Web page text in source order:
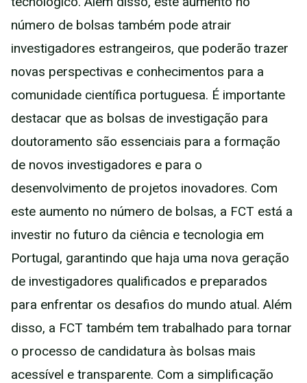
número de bolsas também pode atrair
investigadores estrangeiros, que poderão trazer
novas perspectivas e conhecimentos para a
comunidade científica portuguesa. É importante
destacar que as bolsas de investigação para
doutoramento são essenciais para a formação
de novos investigadores e para o
desenvolvimento de projetos inovadores. Com
este aumento no número de bolsas, a FCT está a
investir no futuro da ciência e tecnologia em
Portugal, garantindo que haja uma nova geração
de investigadores qualificados e preparados
para enfrentar os desafios do mundo atual. Além
disso, a FCT também tem trabalhado para tornar
o processo de candidatura às bolsas mais
acessível e transparente. Com a simplificação